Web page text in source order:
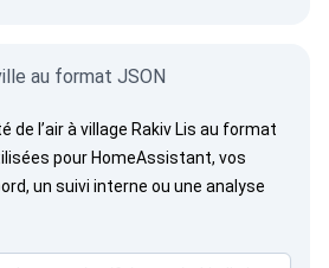
au format JSON
de l’air à village Rakiv Lis au format
pour HomeAssistant, vos
un suivi interne ou une analyse